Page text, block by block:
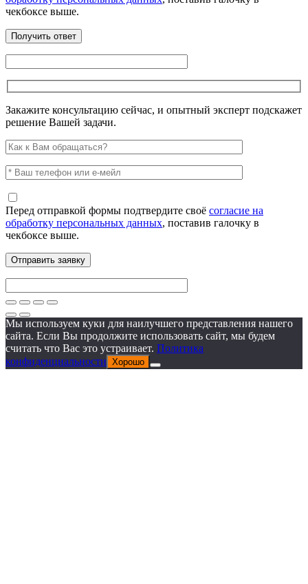
чекбоксе выше.
Закажите консультацию сейчас, и опытный эксперт подскажет
решение Вашей задачи.
Перед отправкой формы подтвердите своё согласие на
обработку персональных данных, поставив галочку в
чекбоксе выше.
Мы используем куки для наилучшего представления нашего
сайта. Если Вы продолжите использовать сайт, мы будем
считать что Вас это устраивает. Политика
конфиденциальности Хорошо